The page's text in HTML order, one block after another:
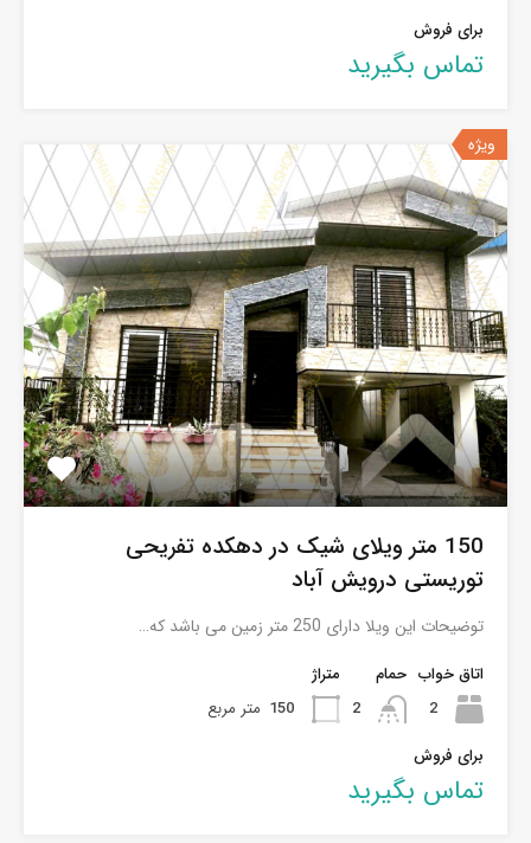
برای فروش
تماس بگیرید
ویژه
150 متر ویلای شیک در دهکده تفریحی
توریستی درویش آباد
توضیحات این ویلا دارای 250 متر زمین می باشد که…
اتاق خواب
2
حمام
2
متراژ
150 متر مربع
برای فروش
تماس بگیرید